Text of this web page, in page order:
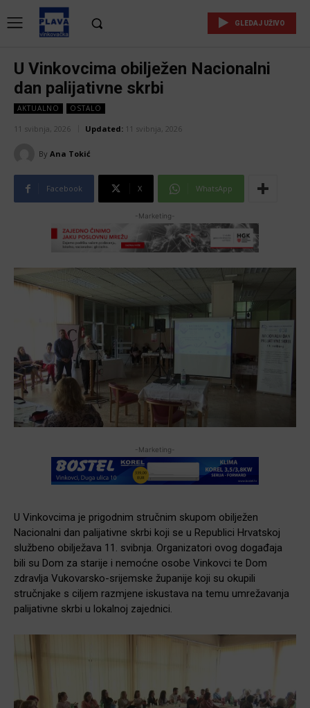
GLEDAJ UŽIVO
U Vinkovcima obilježen Nacionalni
dan palijativne skrbi
AKTUALNO OSTALO
11 svibnja, 2026 Updated: 11 svibnja, 2026
By Ana Tokić
Facebook X WhatsApp
-Marketing-
-Marketing-
U Vinkovcima je prigodnim stručnim skupom obilježen
Nacionalni dan palijativne skrbi koji se u Republici Hrvatskoj
službeno obilježava 11. svibnja. Organizatori ovog događaja
bili su Dom za starije i nemoćne osobe Vinkovci te Dom
zdravlja Vukovarsko-srijemske županije koji su okupili
stručnjake s ciljem razmjene iskustava na temu umrežavanja
palijativne skrbi u lokalnoj zajednici.